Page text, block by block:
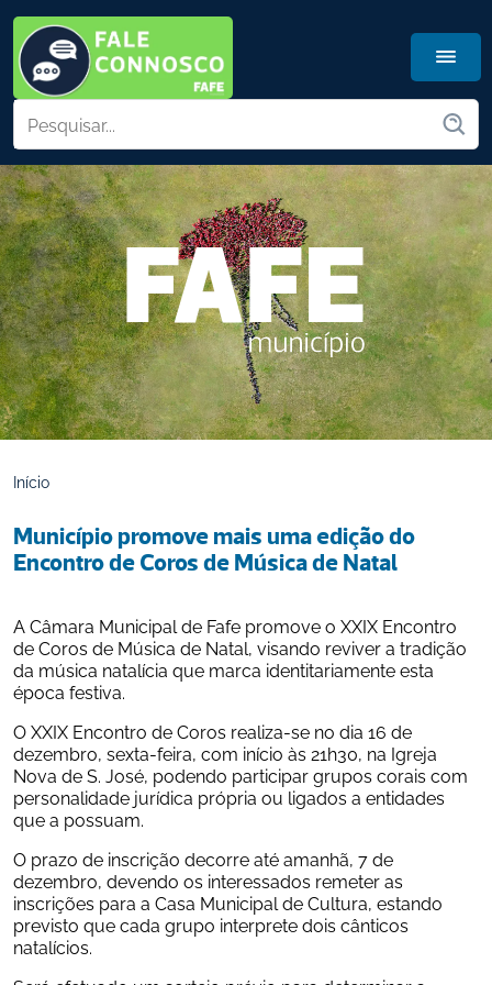
Início
Município promove mais uma edição do
Encontro de Coros de Música de Natal
A Câmara Municipal de Fafe promove o XXIX Encontro
de Coros de Música de Natal, visando reviver a tradição
da música natalícia que marca identitariamente esta
época festiva.
O XXIX Encontro de Coros realiza-se no dia 16 de
dezembro, sexta-feira, com início às 21h30, na Igreja
Nova de S. José, podendo participar grupos corais com
personalidade jurídica própria ou ligados a entidades
que a possuam.
O prazo de inscrição decorre até amanhã, 7 de
dezembro, devendo os interessados remeter as
inscrições para a Casa Municipal de Cultura, estando
previsto que cada grupo interprete dois cânticos
natalícios.